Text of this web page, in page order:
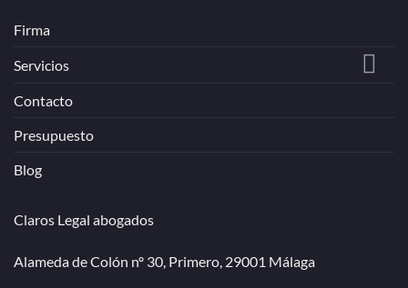
Firma
Servicios
Contacto
Presupuesto
Blog
Claros Legal abogados
Alameda de Colón nº 30, Primero, 29001 Málaga